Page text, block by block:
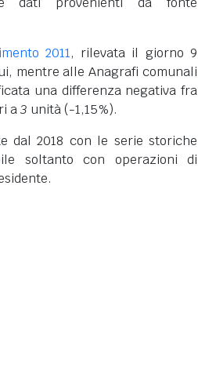
2011, rilevata il giorno 9
mentre alle Anagrafi comunali
una differenza negativa fra
a3 unità (-1,15%).
dal 2018 con le serie storiche
soltanto con operazioni di